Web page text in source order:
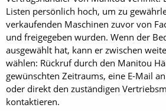
Listen persönlich hoch, um zu
verkaufenden Maschinen zuvor von
und freigegeben wurden. Wenn der
ausgewählt hat, kann er zwischen
wählen: Rückruf durch den Manitou
gewünschten Zeitraums, eine E-Mail
oder direkt den zuständigen
kontaktieren.